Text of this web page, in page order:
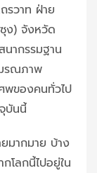
รวาท ฝ่าย
ง) จังหวัด
ากรรมฐาน
รณภาพ
พของคนทั่วไป
บันนี้
มากมาย บ้าง
โลกนี้ไปอยู่ใน